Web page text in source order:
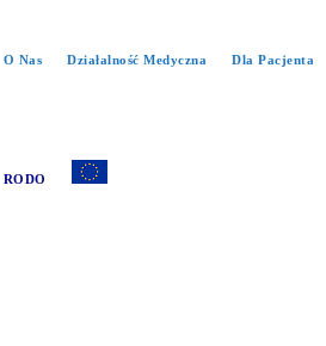
O Nas Działalność Medyczna Dla Pacjenta
RODO